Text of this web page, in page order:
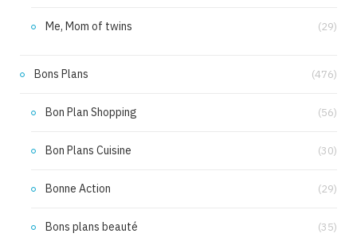
Me, Mom of twins (29)
Bons Plans (476)
Bon Plan Shopping (56)
Bon Plans Cuisine (30)
Bonne Action (29)
Bons plans beauté (35)